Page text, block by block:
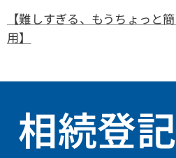
【難しすぎる、もうちょっと
用】
相続登